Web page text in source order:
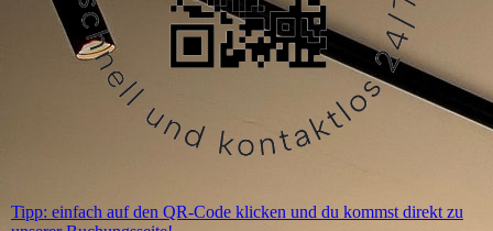
Tipp: einfach auf den QR-Code klicken und du kommst direkt zu